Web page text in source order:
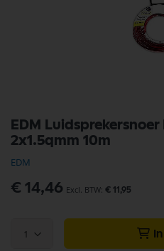
EDM
2x1.5qmm 10m
EDM
€ 14,46 € 11,95
1
naar
het
van
de
afbeeldingen-